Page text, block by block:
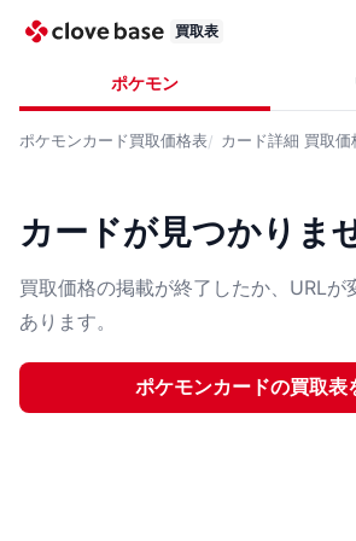
買取表
ポケモン
ポケモンカード買取価格表 カード詳細 買取価
カードが見つかりま
買取価格の掲載が終了したか、URLが
あります。
ポケモンカードの買取表